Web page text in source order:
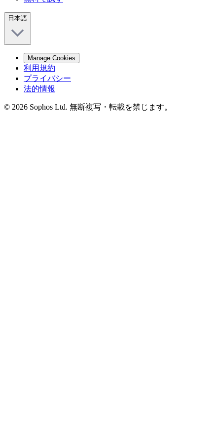
日本語
Manage Cookies
利用規約
プライバシー
法的情報
© 2026 Sophos Ltd. 無断複写・転載を禁じます。